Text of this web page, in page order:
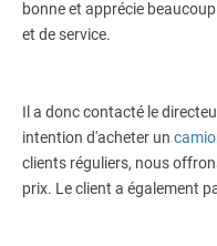
bonne et apprécie
et de service.
Il a donc contacté le
intention d'acheter un
clients réguliers, nous
prix. Le client a également